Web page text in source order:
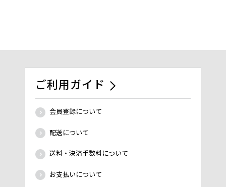
ご利用ガイド
会員登録について
配送について
送料・決済手数料について
お支払いについて